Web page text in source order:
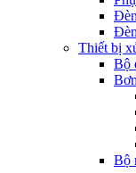
Thiết bị
Bộ
Bộ